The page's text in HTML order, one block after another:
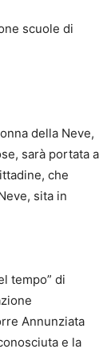
scuole di
della Neve,
sarà portata a
che
sita in
tempo” di
Annunziata
e la